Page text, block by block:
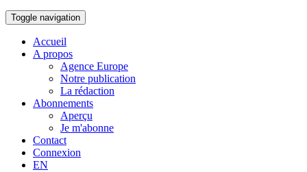
Toggle navigation
Accueil
A propos
Agence Europe
Notre publication
La rédaction
Abonnements
Aperçu
Je m'abonne
Contact
Connexion
EN